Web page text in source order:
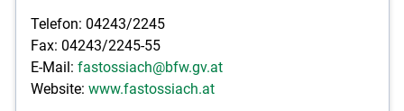
Telefon: 04243/2245
Fax: 04243/2245-55
E-Mail: fastossiach@bfw.gv.at
Website: www.fastossiach.at